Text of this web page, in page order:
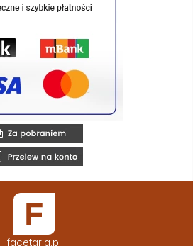
facetaria.pl